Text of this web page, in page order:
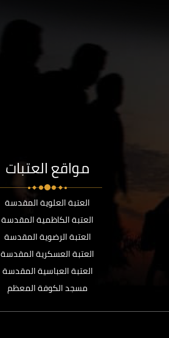
مواقع العتبات
العتبة العلوية المقدسة
العتبة الكاظمية المقدسة
العتبة الرضوية المقدسة
العتبة العسكرية المقدسة
العتبة العباسية المقدسة
مسجد الكوفة المعظم